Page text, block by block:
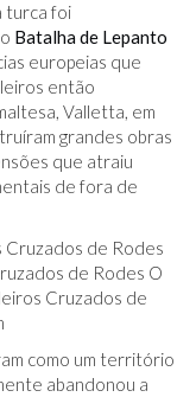
turca foi
Batalha de Lepanto
europeias que
então
Valletta, em
grandes obras
que atraiu
de fora de
de Rodes O
Cruzados de
como um território
abandonou a